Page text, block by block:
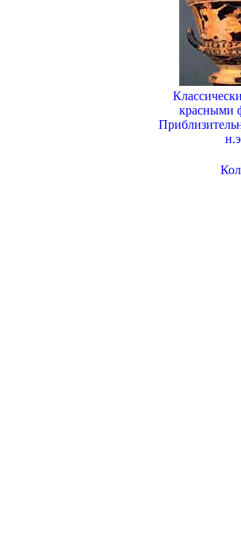
красными